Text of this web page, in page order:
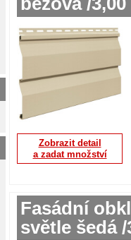
Zobrazit detail
a zadat množství
Fasádní
světle šedá /